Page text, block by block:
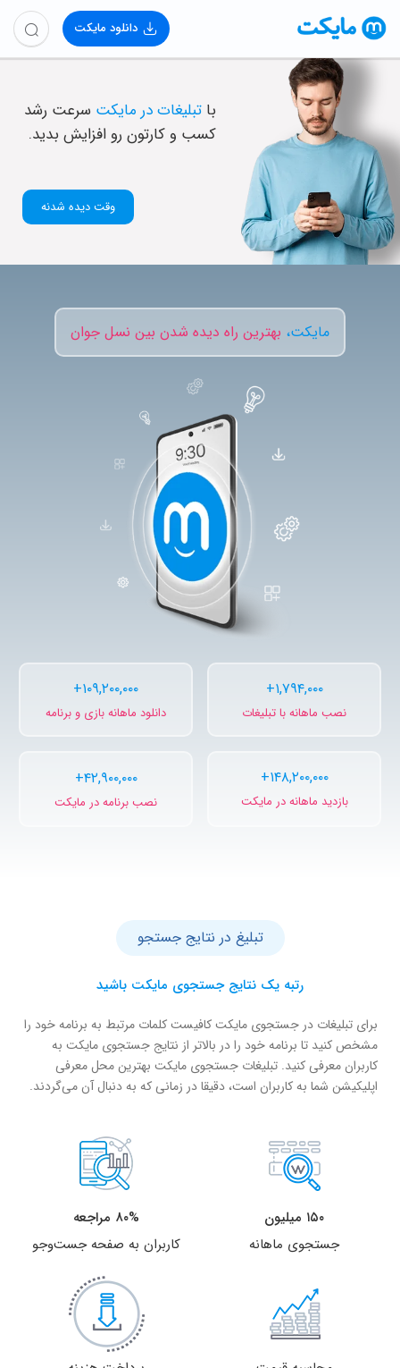
دانلود مایکت
باتبلیغات در مایکت سرعت رشد
کسب و کارتون رو افزایش بدید.
وقت دیده شدنه
مایکت، بهترین راه دیده شدن بین نسل جوان
۲,۰۲۴,۰۰۰+
نصب ماهانه با تبلیغات
۱۲۳,۲۰۰,۰۰۰+
دانلود ماهانه بازی و برنامه
۱۶۷,۲۰۰,۰۰۰+
بازدید ماهانه در مایکت
۴۸,۴۰۰,۰۰۰+
نصب برنامه در مایکت
تبلیغ در نتایج جستجو
رتبه یک نتایج جستجوی مایکت باشید
برای تبلیغات در جستجوی مایکت کافیست کلمات مرتبط به برنامه خود را
مشخص کنید تا برنامه خود را در بالاتر از نتایج جستجوی مایکت به
کاربران معرفی کنید. تبلیغات جستجوی مایکت بهترین محل معرفی
اپلیکیشن شما به کاربران است، دقیقا در زمانی که به دنبال آن می‌گردند.
۱۵۰ میلیون
جستجوی ماهانه
۸۰% مراجعه
کاربران به صفحه جست‌و‌جو